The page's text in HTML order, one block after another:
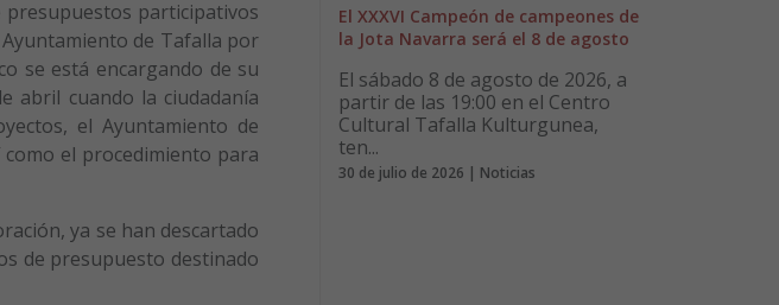
participativos
de Tafalla por
se está encargando de su
abril cuando la ciudadanía
el Ayuntamiento de
el procedimiento para
ya se han descartado
de presupuesto destinado
El XXXVI Campeón de campeones de
la Jota Navarra será el 8 de agosto
El sábado 8 de agosto de 2026, a
partir de las 19:00 en el Centro
Cultural Tafalla Kulturgunea,
ten...
30 de julio de 2026 | Noticias